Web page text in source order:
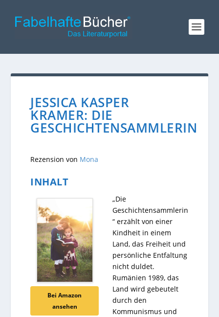
JESSICA KASPER
KRAMER: DIE
GESCHICHTENSAMMLERIN
Rezension von Mona
INHALT
Bei Amazon
ansehen
„Die
Geschichtensammlerin
“ erzählt von einer
Kindheit in einem
Land, das Freiheit und
persönliche Entfaltung
nicht duldet.
Rumänien 1989, das
Land wird gebeutelt
durch den
Kommunismus und